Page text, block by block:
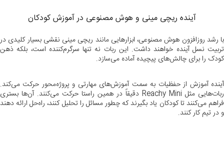
آینده ریچی مینی و هوش مصنوعی در آموزش کودکان
با رشد روزافزون هوش مصنوعی، ابزارهایی مانند ریچی مینی نقشی بسیار کلیدی در
تربیت نسل آینده خواهند داشت. این ربات نه تنها سرگرم‌کننده است، بلکه ذهن
کودک را برای چالش‌های پیچیده آماده می‌سازد.
آینده آموزش از حفظیات به سمت آموزش‌های مهارتی و پروژه‌محور حرکت می‌کند.
ربات‌هایی مثل Reachy Mini دقیقاً در همین راستا حرکت می‌کنند. آن‌ها بستری
فراهم می‌کنند تا کودکان یاد بگیرند که چطور مسائل را تحلیل کنند، راه‌حل ارائه دهند
و در تیم کار کنند.